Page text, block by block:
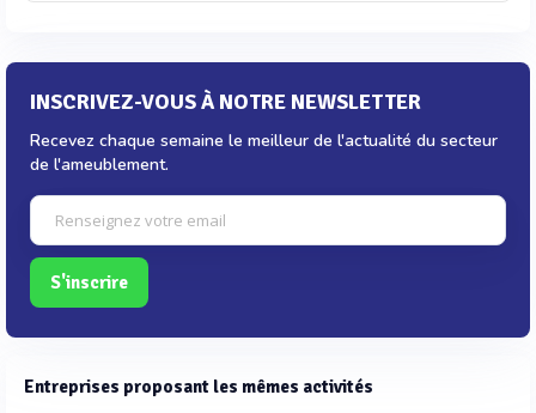
INSCRIVEZ-VOUS À NOTRE NEWSLETTER
Recevez chaque semaine le meilleur de l'actualité du secteur
de l'ameublement.
S'inscrire
Entreprises proposant les mêmes activités